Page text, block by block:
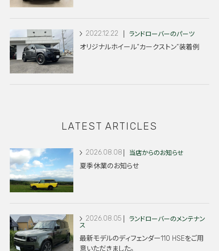
2022.12.22 ランドローバーのパーツ
オリジナルホイール”カークストン”装着例
LATEST ARTICLES
2026.08.08 当店からのお知らせ
夏季休業のお知らせ
2026.08.05
ランドローバーのメンテナン
ス
最新モデルのディフェンダー110 HSEをご用
意いただきました。